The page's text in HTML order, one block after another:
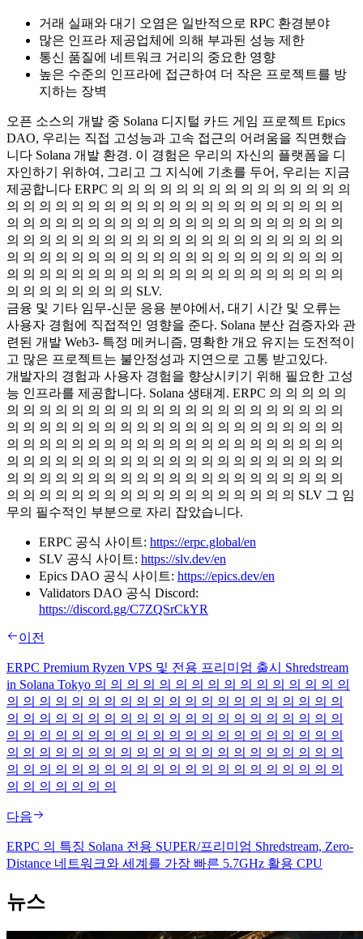
거래 실패와 대기 오염은 일반적으로 RPC 환경분야
많은 인프라 제공업체에 의해 부과된 성능 제한
통신 품질에 네트워크 거리의 중요한 영향
높은 수준의 인프라에 접근하여 더 작은 프로젝트를 방
지하는 장벽
오픈 소스의 개발 중 Solana 디지털 카드 게임 프로젝트 Epics
DAO, 우리는 직접 고성능과 고속 접근의 어려움을 직면했습
니다 Solana 개발 환경. 이 경험은 우리의 자신의 플랫폼을 디
자인하기 위하여, 그리고 그 지식에 기초를 두어, 우리는 지금
제공합니다 ERPC 의 의 의 의 의 의 의 의 의 의 의 의 의 의 의
의 의 의 의 의 의 의 의 의 의 의 의 의 의 의 의 의 의 의 의 의
의 의 의 의 의 의 의 의 의 의 의 의 의 의 의 의 의 의 의 의 의
의 의 의 의 의 의 의 의 의 의 의 의 의 의 의 의 의 의 의 의 의
의 의 의 의 의 의 의 의 의 의 의 의 의 의 의 의 의 의 의 의 의
의 의 의 의 의 의 의 의 의 의 의 의 의 의 의 의 의 의 의 의 의
의 의 의 의 의 의 의 의 SLV.
금융 및 기타 임무-신문 응용 분야에서, 대기 시간 및 오류는
사용자 경험에 직접적인 영향을 준다. Solana 분산 검증자와 관
련된 개발 Web3- 특정 메커니즘, 명확한 개요 유지는 도전적이
고 많은 프로젝트는 불안정성과 지연으로 고통 받고있다.
개발자의 경험과 사용자 경험을 향상시키기 위해 필요한 고성
능 인프라를 제공합니다. Solana 생태계. ERPC 의 의 의 의 의
의 의 의 의 의 의 의 의 의 의 의 의 의 의 의 의 의 의 의 의 의
의 의 의 의 의 의 의 의 의 의 의 의 의 의 의 의 의 의 의 의 의
의 의 의 의 의 의 의 의 의 의 의 의 의 의 의 의 의 의 의 의 의
의 의 의 의 의 의 의 의 의 의 의 의 의 의 의 의 의 의 의 의 의
의 의 의 의 의 의 의 의 의 의 의 의 의 의 의 의 의 의 의 의 의
의 의 의 의 의 의 의 의 의 의 의 의 의 의 의 의 의 의 SLV 그 임
무의 필수적인 부분으로 자리 잡았습니다.
ERPC 공식 사이트: https://erpc.global/en
SLV 공식 사이트: https://slv.dev/en
Epics DAO 공식 사이트: https://epics.dev/en
Validators DAO 공식 Discord:
https://discord.gg/C7ZQSrCkYR
이전
ERPC Premium Ryzen VPS 및 전용 프리미엄 출시 Shredstream
in Solana Tokyo 의 의 의 의 의 의 의 의 의 의 의 의 의 의 의 의
의 의 의 의 의 의 의 의 의 의 의 의 의 의 의 의 의 의 의 의 의
의 의 의 의 의 의 의 의 의 의 의 의 의 의 의 의 의 의 의 의 의
의 의 의 의 의 의 의 의 의 의 의 의 의 의 의 의 의 의 의 의 의
의 의 의 의 의 의 의 의 의 의 의 의 의 의 의 의 의 의 의 의 의
의 의 의 의 의 의 의 의 의 의 의 의 의 의 의 의 의 의 의 의 의
의 의 의 의 의 의 의
다음
ERPC 의 특징 Solana 전용 SUPER/프리미엄 Shredstream, Zero-
Distance 네트워크와 세계를 가장 빠른 5.7GHz 활용 CPU
뉴스